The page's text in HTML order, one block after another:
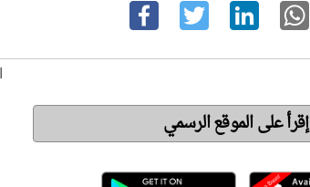
إقرأ على الموقع الرسمي